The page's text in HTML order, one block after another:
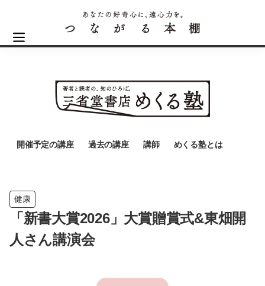
開催予定の講座 過去の講座 講師 めくる塾とは
健康
「新書大賞2026」大賞贈賞式&東畑開
人さん講演会